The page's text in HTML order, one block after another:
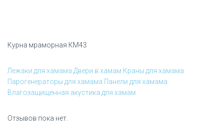
Курна мраморная КМ43
Лежаки для хамама Двери в хамам Краны для хамама
Парогенераторы для хамама Панели для хамама
Влагозащищенная акустика для хамам
Отзывов пока нет.